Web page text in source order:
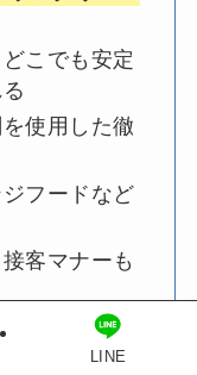
こでも安定
使用した徹
フードなど
客マナーも
LINE